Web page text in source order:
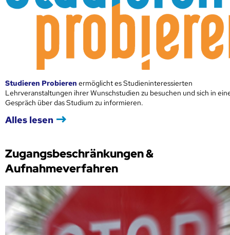
Studieren Probieren ermöglicht es Studieninteressierten
Lehrveranstaltungen ihrer Wunschstudien zu besuchen und sich in
Gespräch über das Studium zu informieren.
Alles lesen
Zugangsbeschränkungen &
Aufnahmeverfahren